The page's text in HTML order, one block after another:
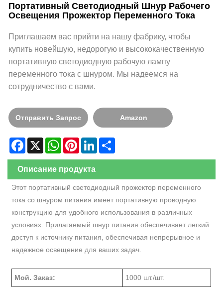
Портативный Светодиодный Шнур Рабочего
Освещения Прожектор Переменного Тока
Приглашаем вас прийти на нашу фабрику, чтобы
купить новейшую, недорогую и высококачественную
портативную светодиодную рабочую лампу
переменного тока с шнуром. Мы надеемся на
сотрудничество с вами.
Отправить Запрос Amazon
Facebook
X WhatsApp
PinterestLinkedIn
Описание продукта
Этот портативный светодиодный прожектор переменного
тока со шнуром питания имеет портативную проводную
конструкцию для удобного использования в различных
условиях. Прилагаемый шнур питания обеспечивает легкий
доступ к источнику питания, обеспечивая непрерывное и
надежное освещение для ваших задач.
Мой. Заказ: 1000 шт./шт.